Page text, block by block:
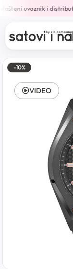
uvoznik i
-10%
VIDEO